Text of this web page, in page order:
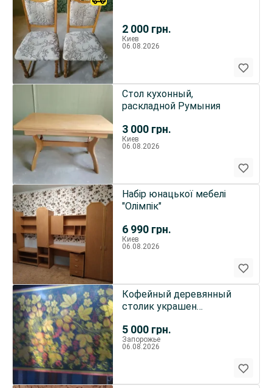
2 000 грн.
Киев
06.08.2026
3 000 грн.
Стол кухонный,
раскладной Румыния
Киев
06.08.2026
6 990 грн.
Набір юнацької мебелі
"Олімпік"
Киев
06.08.2026
5 000 грн.
Кофейный деревянный
столик украшен
цветами.Хохлома
Запорожье
06.08.2026